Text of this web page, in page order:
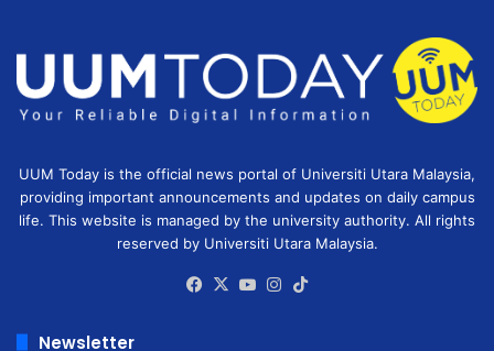
UUM Today is the official news portal of Universiti Utara Malaysia,
providing important announcements and updates on daily campus
life. This website is managed by the university authority. All rights
reserved by Universiti Utara Malaysia.
Facebook
X YouTubeInstagram
Newsletter